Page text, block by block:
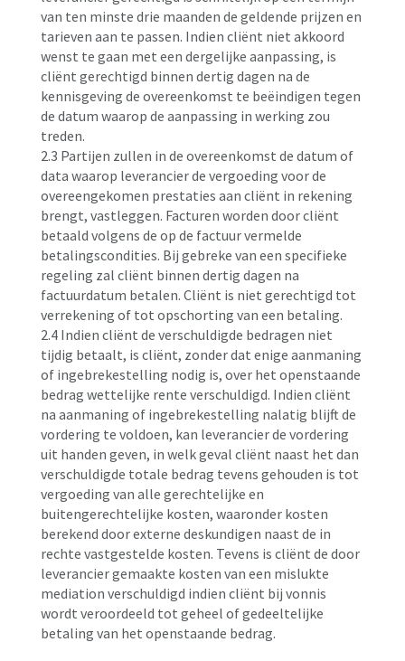
van ten minste drie maanden de geldende prijzen en
tarieven aan te passen. Indien cliënt niet akkoord
wenst te gaan met een dergelijke aanpassing, is
cliënt gerechtigd binnen dertig dagen na de
kennisgeving de overeenkomst te beëindigen tegen
de datum waarop de aanpassing in werking zou
treden.
2.3 Partijen zullen in de overeenkomst de datum of
data waarop leverancier de vergoeding voor de
overeengekomen prestaties aan cliënt in rekening
brengt, vastleggen. Facturen worden door cliënt
betaald volgens de op de factuur vermelde
betalingscondities. Bij gebreke van een specifieke
regeling zal cliënt binnen dertig dagen na
factuurdatum betalen. Cliënt is niet gerechtigd tot
verrekening of tot opschorting van een betaling.
2.4 Indien cliënt de verschuldigde bedragen niet
tijdig betaalt, is cliënt, zonder dat enige aanmaning
of ingebrekestelling nodig is, over het openstaande
bedrag wettelijke rente verschuldigd. Indien cliënt
na aanmaning of ingebrekestelling nalatig blijft de
vordering te voldoen, kan leverancier de vordering
uit handen geven, in welk geval cliënt naast het dan
verschuldigde totale bedrag tevens gehouden is tot
vergoeding van alle gerechtelijke en
buitengerechtelijke kosten, waaronder kosten
berekend door externe deskundigen naast de in
rechte vastgestelde kosten. Tevens is cliënt de door
leverancier gemaakte kosten van een mislukte
mediation verschuldigd indien cliënt bij vonnis
wordt veroordeeld tot geheel of gedeeltelijke
betaling van het openstaande bedrag.